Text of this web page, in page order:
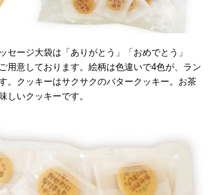
セージ大袋は「ありがとう」「おめでとう」
用意しております。絵柄は色違いで4色が、ラン
。クッキーはサクサクのバタークッキー。お茶
しいクッキーです。